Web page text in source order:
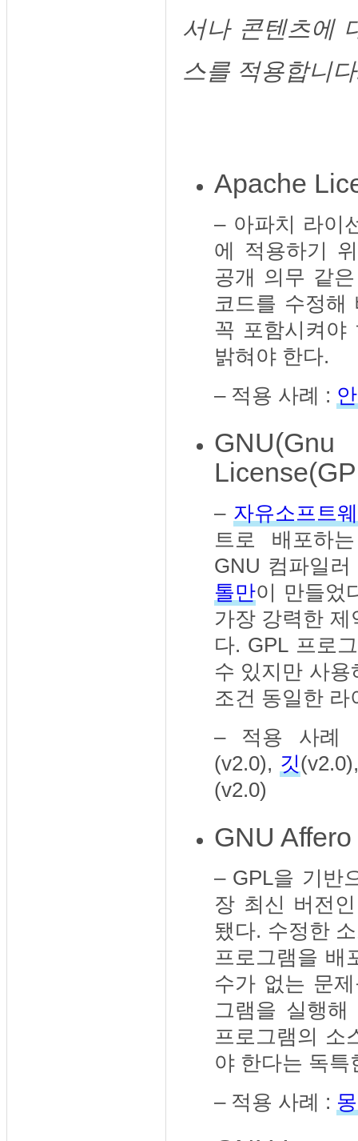
서나 콘텐츠에
스를 적용합니
Apache
– 아파치 라이
에 적용하기
공개 의무 같
코드를 수정해
꼭 포함시켜야
밝혀야 한다.
– 적용 사례 :
– 자유소프트
트로 배포하
GNU 컴파일
톨만이 만들었
가장 강력한
다. GPL 프로
수 있지만 사
조건 동일한 라
– 적용 사
(v2.0), 깃
(v2.0)
GNU
– GPL을 기반
장 최신 버전
됐다. 수정한
프로그램을 배
수가 없는 문
그램을 실행
프로그램의 소
야 한다는 독특
– 적용 사례 :